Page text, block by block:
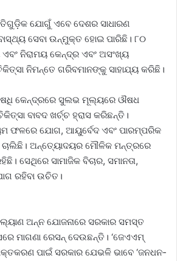
ଯୋଗୁଁ ଏବେ ଦେଶର ସାଧାରଣ
ସେବା ଉନ୍ମୁକ୍ତ ହୋଇ ପାରିଛି। ୮୦
ନିରାମୟ କେନ୍ଦ୍ର ଏବଂ ଅସଂଖ୍ୟ
ନିମନ୍ତେ ଗରିବମାନଙ୍କୁ ସାହାଯ୍ୟ କରିଛି।
କେନ୍ଦ୍ରରେ ସୁଲଭ ମୂଲ୍ୟରେ ଔଷଧ
ବାବଦ ଖର୍ଚ୍ଚ ହ୍ରାସ କରିଛନ୍ତି।
ଫଳରେ ଯୋଗ, ଆୟୁର୍ବେଦ ଏବଂ ପାରମ୍ପରିକ
ଅନ୍ତ୍ୟୋଦୟର ମୌଳିକ ମନ୍ତ୍ରରେ
ସେଥିରେ ସାମାଜିକ ବିଚାର, ସମାନତା,
ରହିବା ଉଚିତ।
ଅନ୍ନ ଯୋଜନାରେ ସରକାର ସମସ୍ତ
ମାଗଣା ରେସନ୍‌ ଦେଉଛନ୍ତି। ‘ଜେଏଏମ୍‌
ପାଇଁ ସରକାର ଯେଭଳି ଭାବେ ‘ଜନଧନ-